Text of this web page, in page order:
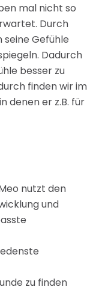
mal nicht so
Durch
Gefühle
Dadurch
besser zu
finden wir im
denen er z.B. für
nutzt den
und
zu finden